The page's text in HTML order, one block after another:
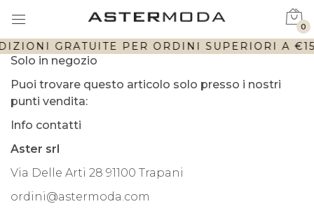
GRATUITE PER ORDINI SUPERIORI A
0
Solo in negozio
Puoi trovare questo articolo solo presso i nostri
punti vendita:
Info contatti
Aster srl
Via Delle Arti 28 91100 Trapani
ordini@astermoda.com